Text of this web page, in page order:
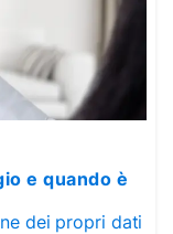
e quando è
dei propri dati